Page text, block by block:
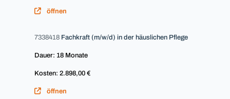
öffnen
7338418 Fachkraft (m/w/d) in der häuslichen Pflege
Dauer: 18 Monate
Kosten: 2.898,00 €
öffnen